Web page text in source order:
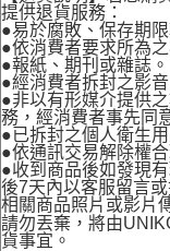
提供退貨服務：
●易於腐敗、保存期
●依消費者要求所為
●報紙、期刊或雜誌。
●經消費者拆封之影
●非以有形媒介提供
務，經消費者事先同
●已拆封之個人衛生用
●依通訊交易解除權
●收到商品後如發現
後7天內以客服留言
相關商品照片或影片
請勿丟棄，將由
貨事宜。